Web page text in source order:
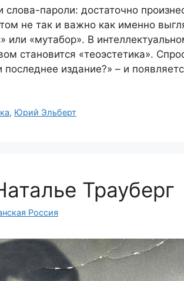
слова-пароли: достаточно
не так и важно как именно
или «мутабор». В
становится «теоэстетика».
издание?» – и
, Юрий Эльберт
Трауберг
Россия